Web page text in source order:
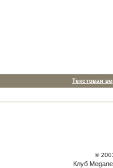
Текстовая
©
Клуб